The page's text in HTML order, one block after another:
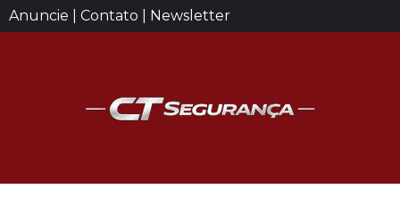
Anuncie | Contato | Newsletter